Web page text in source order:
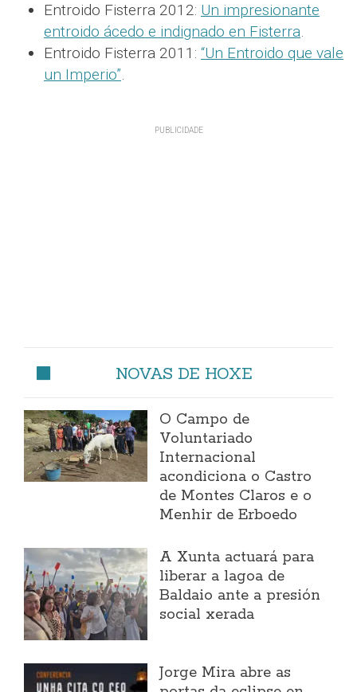
Entroido Fisterra 2012: Un impresionante
entroido ácedo e indignado en Fisterra.
Entroido Fisterra 2011: “Un Entroido que vale
un Imperio”.
NOVAS DE HOXE
O Campo de
Voluntariado
Internacional
acondiciona o Castro
de Montes Claros e o
Menhir de Erboedo
A Xunta actuará para
liberar a lagoa de
Baldaio ante a presión
social xerada
Jorge Mira abre as